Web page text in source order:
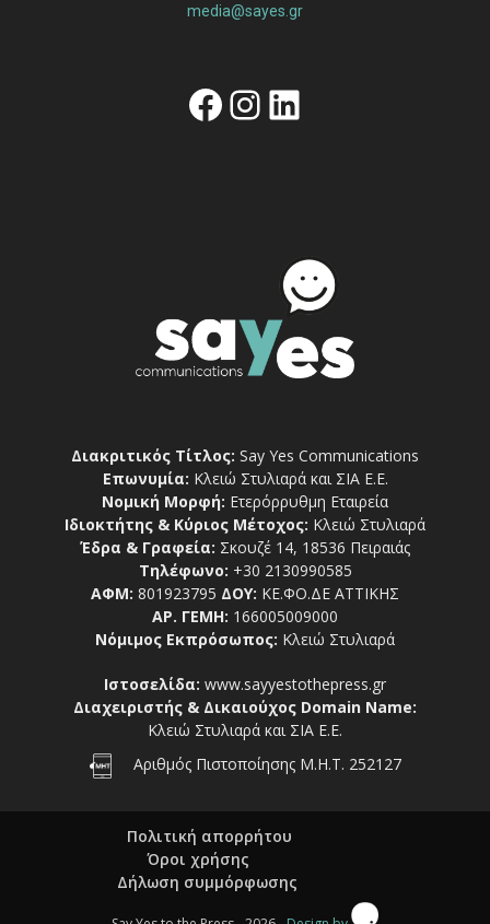
media@sayes.gr
Facebook
Instagram
Linkedin
Διακριτικός Τίτλος: Say Yes Communications
Επωνυμία: Κλειώ Στυλιαρά και ΣΙΑ Ε.Ε.
Νομική Μορφή: Ετερόρρυθμη Εταιρεία
Ιδιοκτήτης & Κύριος Μέτοχος: Κλειώ Στυλιαρά
Έδρα & Γραφεία: Σκουζέ 14, 18536 Πειραιάς
Τηλέφωνο: +30 2130990585
ΑΦΜ: 801923795 ΔΟΥ: ΚΕ.ΦΟ.ΔΕ ΑΤΤΙΚΗΣ
ΑΡ. ΓΕΜΗ: 166005009000
Νόμιμος Εκπρόσωπος: Κλειώ Στυλιαρά
Ιστοσελίδα: www.sayyestothepress.gr
Διαχειριστής & Δικαιούχος Domain Name:
Κλειώ Στυλιαρά και ΣΙΑ Ε.Ε.
Αριθμός Πιστοποίησης Μ.Η.Τ. 252127
Πολιτική απορρήτου
Όροι χρήσης
Δήλωση συμμόρφωσης